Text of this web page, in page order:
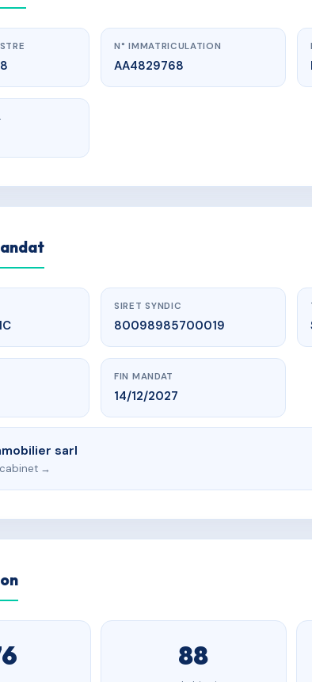
www.vme.plus/AA4829768
166 impasse du bois couchant, 34280 LA
N° IMMATRICULATION
AA4829768
SIRET SYNDIC
80098985700019
FIN MANDAT
14/12/2027
sarl
→
88